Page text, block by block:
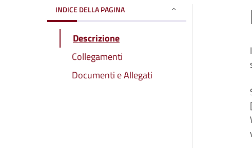
INDICE DELLA PAGINA
Descrizione
Collegamenti
Documenti e Allegati